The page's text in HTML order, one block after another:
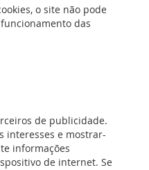
IS - 3P 40 A - 400 V ~ - 3 mód.
o site não pode
das
de publicidade.
interesses e mostrar-
informações
de internet. Se